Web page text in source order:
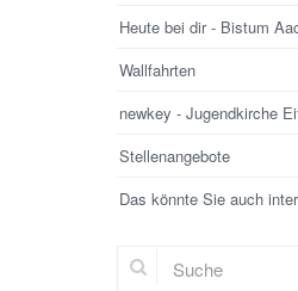
Heute bei dir - Bistum
Wallfahrten
newkey - Jugendkirche
Stellenangebote
Das könnte Sie auch
Suche